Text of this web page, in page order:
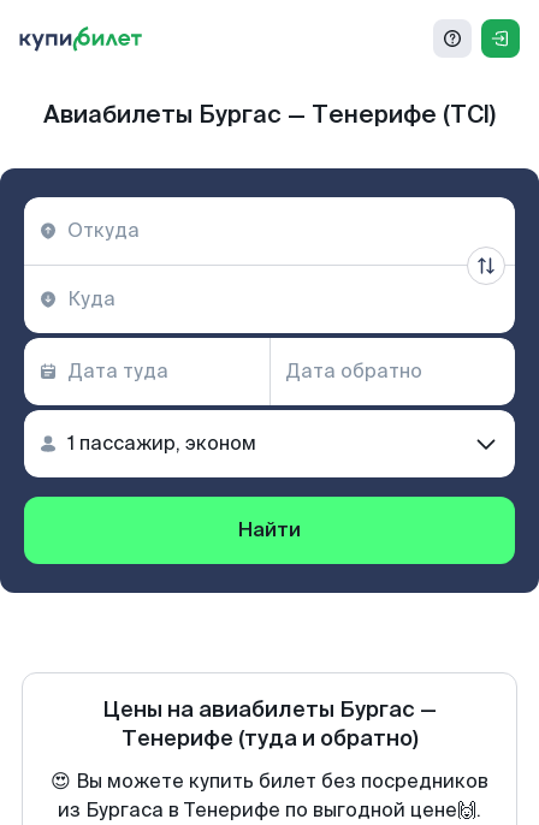
Авиабилеты Бургас — Тенерифе (TCI)
Найти
Цены на авиабилеты Бургас —
Тенерифе (туда и обратно)
😍 Вы можете купить билет без посредников
из Бургаса в Тенерифе по выгодной цене🙌.